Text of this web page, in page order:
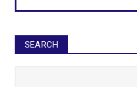
August
SEARCH
रायपुर : मुख्यमंत्री